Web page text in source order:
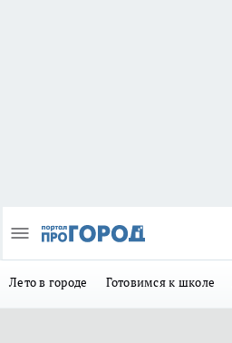
Лето в городе Готовимся к школе